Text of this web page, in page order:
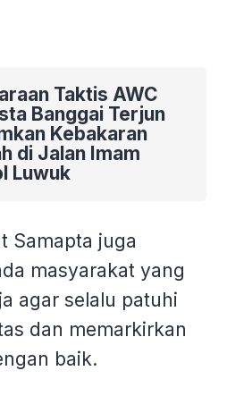
Taktis AWC
Banggai Terjun
Kebakaran
di Jalan Imam
Luwuk
Samapta juga
masyarakat yang
agar selalu patuhi
dan memarkirkan
baik.